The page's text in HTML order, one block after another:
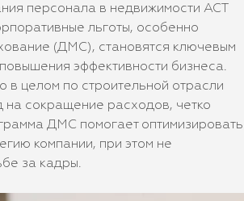
персонала в недвижимости АСТ
льготы, особенно
(ДМС), становятся ключевым
эффективности бизнеса.
в целом по строительной отрасли
на сокращение расходов, четко
ДМС помогает оптимизировать
компании, при этом не
за кадры.